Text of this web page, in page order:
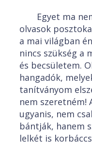
Egyet ma
olvasok
a mai világban
nincs szükség a
és becsületem.
hangadók,
tanítványom
nem szeretném!
ugyanis, nem
bántják, hanem
lelkét is